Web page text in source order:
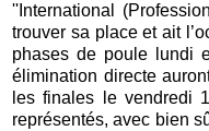
''International
trouver sa place et ait
phases de poule lundi
élimination directe
les finales le vendredi
représentés, avec bien